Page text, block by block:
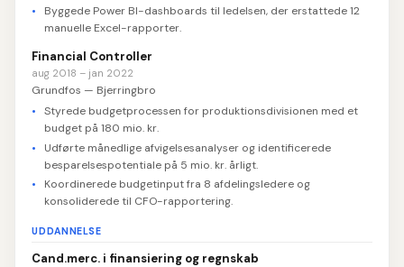
Byggede Power BI-dashboards til ledelsen, der erstattede 12
manuelle Excel-rapporter.
Financial Controller
aug 2018 – jan 2022
Grundfos — Bjerringbro
Styrede budgetprocessen for produktionsdivisionen med et
budget på 180 mio. kr.
Udførte månedlige afvigelsesanalyser og identificerede
besparelsespotentiale på 5 mio. kr. årligt.
Koordinerede budgetinput fra 8 afdelingsledere og
konsoliderede til CFO-rapportering.
UDDANNELSE
Cand.merc. i finansiering og regnskab